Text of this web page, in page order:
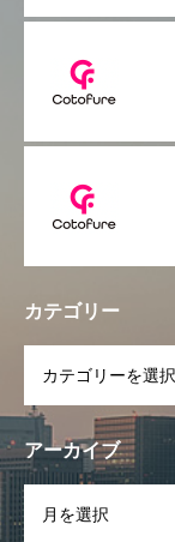
カテゴリー
アーカイブ